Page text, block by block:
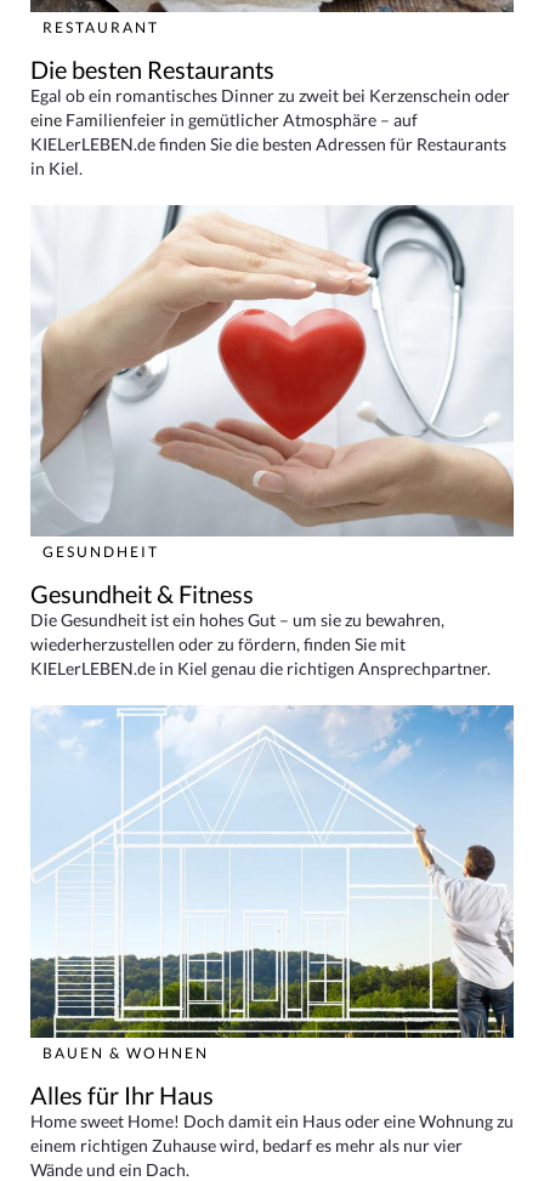
RESTAURANT
Die besten Restaurants
Egal ob ein romantisches Dinner zu zweit bei Kerzenschein oder
eine Familienfeier in gemütlicher Atmosphäre – auf
KIELerLEBEN.de finden Sie die besten Adressen für Restaurants
in Kiel.
GESUNDHEIT
Gesundheit & Fitness
Die Gesundheit ist ein hohes Gut – um sie zu bewahren,
wiederherzustellen oder zu fördern, finden Sie mit
KIELerLEBEN.de in Kiel genau die richtigen Ansprechpartner.
BAUEN & WOHNEN
Alles für Ihr Haus
Home sweet Home! Doch damit ein Haus oder eine Wohnung zu
einem richtigen Zuhause wird, bedarf es mehr als nur vier
Wände und ein Dach.